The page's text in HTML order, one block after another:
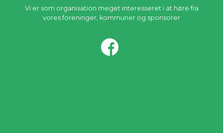
Vi er som organisation meget interesseret i at høre fra
vores foreninger, kommuner og sponsorer